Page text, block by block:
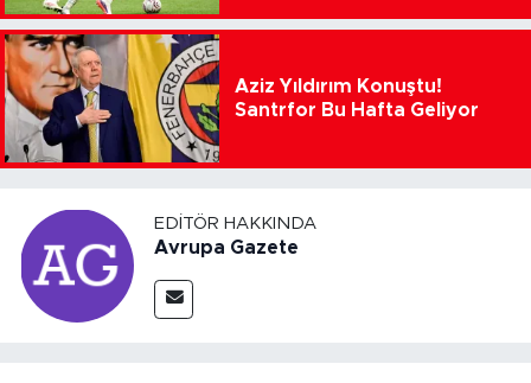
Aziz Yıldırım Konuştu!
Santrfor Bu Hafta Geliyor
EDITÖR HAKKINDA
Avrupa Gazete